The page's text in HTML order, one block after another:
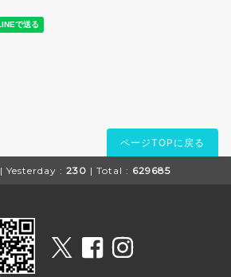
ページTOPに戻る
| Yesterday : 230 | Total : 629685